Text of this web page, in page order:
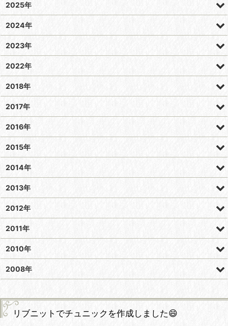
リブニットでチュニックを作成しました😄
2025年
2024年
2023年
2022年
2018年
2017年
2016年
2015年
2014年
2013年
2012年
2011年
2010年
2008年